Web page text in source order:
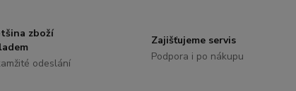
zboží
odeslání
Zajišťujeme servis
Podpora i po nákupu